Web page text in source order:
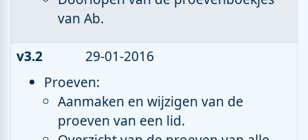
van Ab.
v3.2
29-01-2016
Proeven:
Aanmaken en wijzigen van de
proeven van een lid.